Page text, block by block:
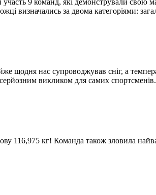
9 команд, які демонстрували
визначались за двома категоріями:
щодня нас супроводжував сніг, а
викликом для самих спортсменів.
116,975 кг! Команда також зловила